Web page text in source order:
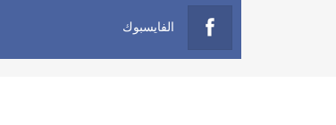
الفايسبوك